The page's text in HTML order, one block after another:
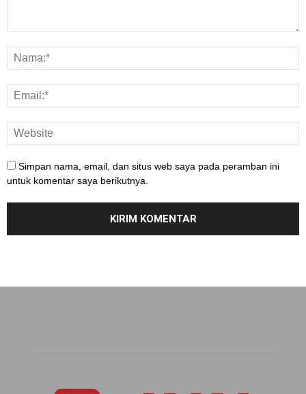
Simpan nama, email, dan situs web saya pada peramban ini
untuk komentar saya berikutnya.